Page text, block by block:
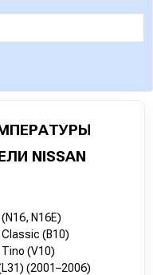
NISSAN
N16E)
(B10)
(V10)
(2001–2006)